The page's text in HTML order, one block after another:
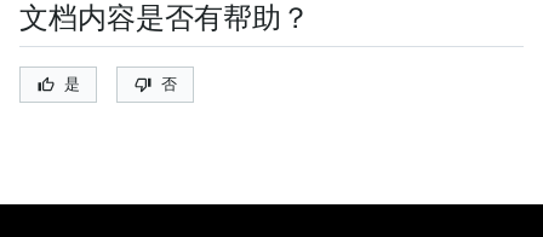
文档内容是否有帮助？
是 否